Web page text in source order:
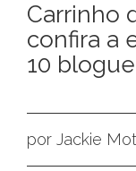
Carrinho
confira a
10
por Jackie